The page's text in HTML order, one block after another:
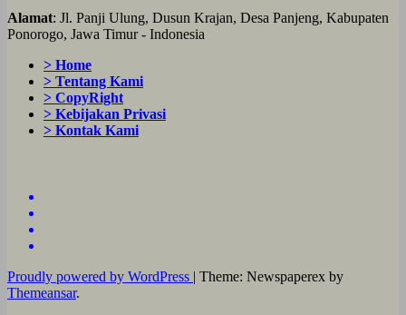
Alamat: Jl. Panji Ulung, Dusun Krajan, Desa Panjeng, Kabupaten
Ponorogo, Jawa Timur - Indonesia
> Home
> Tentang Kami
> CopyRight
> Kebijakan Privasi
> Kontak Kami
Proudly powered by WordPress | Theme: Newspaperex by
Themeansar.